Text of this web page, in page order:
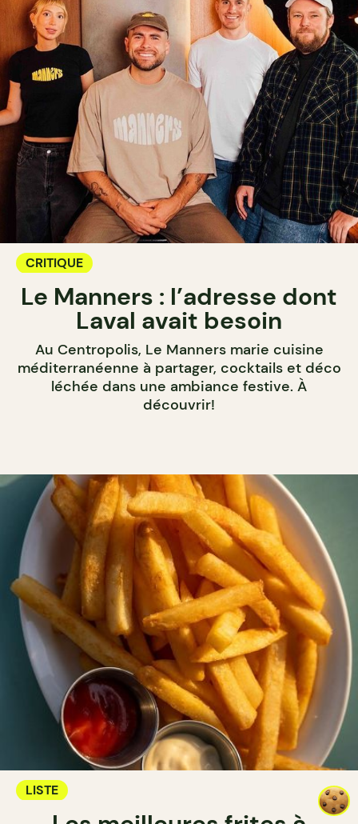
CRITIQUE
Le Manners : l’adresse dont
Laval avait besoin
Au Centropolis, Le Manners marie cuisine
méditerranéenne à partager, cocktails et déco
léchée dans une ambiance festive. À
découvrir!
LISTE